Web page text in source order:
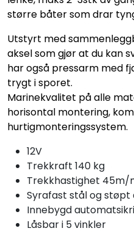
større båter som drar
Utstyrt med
aksel som gjør at du kan
har også pressarm med
trygt i sporet.
Marinekvalitet på alle
horisontal montering,
hurtigmonteringssystem.
12V
Trekkraft 140 kg
Trekkhastighet 45m/
Syrafast stål og støpt
Innebygd
Låsbar i 5 vinkler